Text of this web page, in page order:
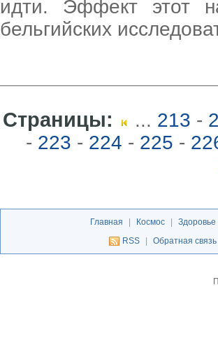
идти. Эффект этот
бельгийских
Страницы: ... 213 -
- 223 - 224 - 225 -
Главная Космос Здоровье
RSS
Обратная связь